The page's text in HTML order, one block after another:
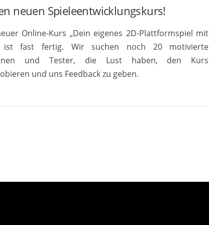
neuen Spieleentwicklungskurs!
Online-Kurs „Dein eigenes 2D-Plattformspiel mit
ist fast fertig. Wir suchen noch 20 motivierte
und Tester, die Lust haben, den Kurs
und uns Feedback zu geben.